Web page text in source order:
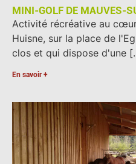
MINI-GOLF DE MAUVES-
Activité récréative au
Huisne, sur la place de
clos et qui dispose d'une
En savoir +